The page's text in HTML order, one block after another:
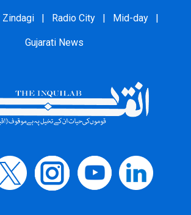
Zindagi | Radio City | Mid-day |
Gujarati News